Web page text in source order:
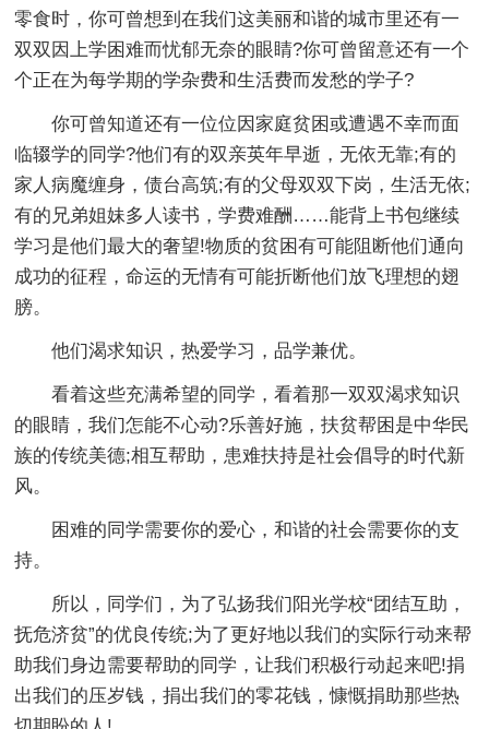
零食时，你可曾想到在我们这美丽和谐的城市里还有一
双双因上学困难而忧郁无奈的眼睛?你可曾留意还有一个
个正在为每学期的学杂费和生活费而发愁的学子?
你可曾知道还有一位位因家庭贫困或遭遇不幸而面
临辍学的同学?他们有的双亲英年早逝，无依无靠;有的
家人病魔缠身，债台高筑;有的父母双双下岗，生活无依;
有的兄弟姐妹多人读书，学费难酬……能背上书包继续
学习是他们最大的奢望!物质的贫困有可能阻断他们通向
成功的征程，命运的无情有可能折断他们放飞理想的翅
膀。
他们渴求知识，热爱学习，品学兼优。
看着这些充满希望的同学，看着那一双双渴求知识
的眼睛，我们怎能不心动?乐善好施，扶贫帮困是中华民
族的传统美德;相互帮助，患难扶持是社会倡导的时代新
风。
困难的同学需要你的爱心，和谐的社会需要你的支
持。
所以，同学们，为了弘扬我们阳光学校“团结互助，
抚危济贫”的优良传统;为了更好地以我们的实际行动来帮
助我们身边需要帮助的同学，让我们积极行动起来吧!捐
出我们的压岁钱，捐出我们的零花钱，慷慨捐助那些热